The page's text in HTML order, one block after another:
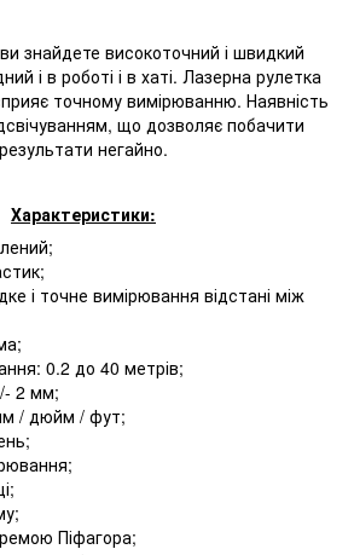
знайдете високоточний і швидкий
і в роботі і в хаті. Лазерна рулетка
точному вимірюванню. Наявність
що дозволяє побачити
результати негайно.
Характеристики:
і точне вимірювання відстані між
0.2 до 40 метрів;
2 мм;
/ дюйм / фут;
Піфагора;